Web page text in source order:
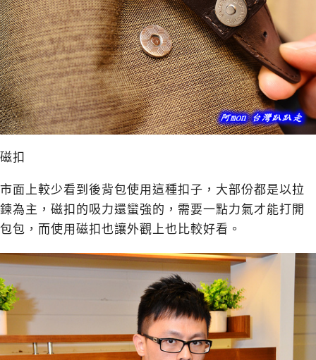
磁扣
市面上較少看到後背包使用這種扣子，大部份都是以拉
鍊為主，磁扣的吸力還蠻強的，需要一點力氣才能打開
包包，而使用磁扣也讓外觀上也比較好看。